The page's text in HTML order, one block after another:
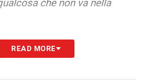
che non va nella
CHIAMA IL GIOCATORE
come Marotta e
READ MORE